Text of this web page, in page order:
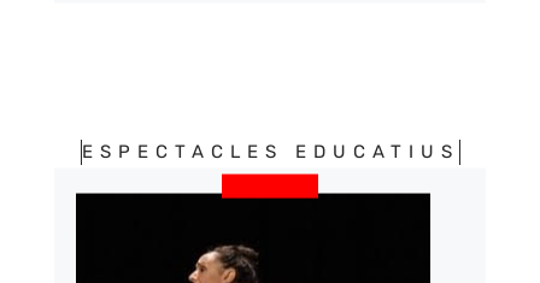
ESPECTACLES EDUCATIUS